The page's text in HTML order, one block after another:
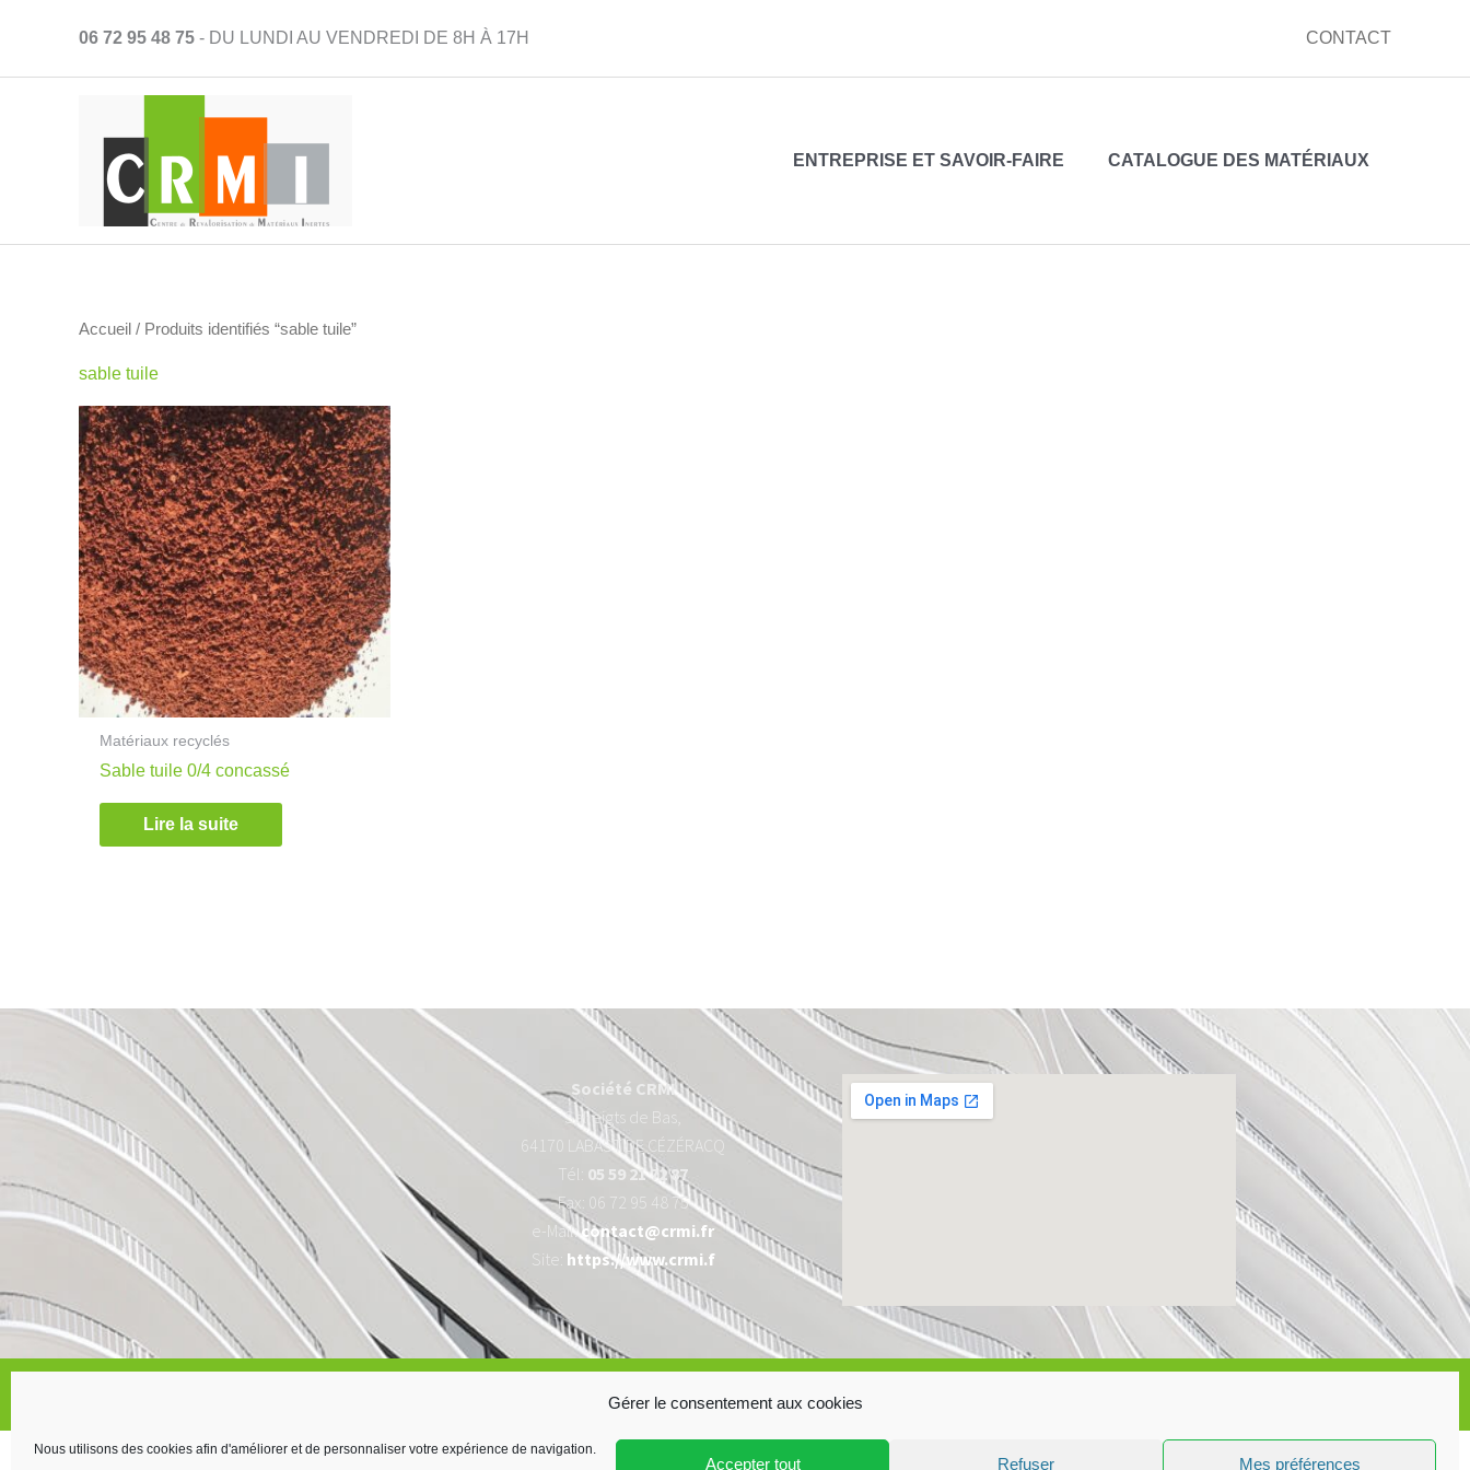
Gérer le consentement aux cookies
Nous utilisons des cookies afin d'améliorer et de personnaliser votre expérience de navigation.
Accepter tout Refuser Mes préférences
06 72 95 48 75 - DU LUNDI AU VENDREDI DE 8H À 17H CONTACT
ENTREPRISE ET SAVOIR-FAIRE CATALOGUE DES MATÉRIAUX
Accueil / Produits identifiés “sable tuile”
sable tuile
Matériaux recyclés
Sable tuile 0/4 concassé
Lire la suite
Société CRMI
Salleigts de Bas,
64170 LABASTIDE CÉZÉRACQ
Tél: 05 59 21 72 87
Fax: 06 72 95 48 75
e-Mail:contact@crmi.fr
Site: https://www.crmi.f
Protection des données personnelles Politique de cookies